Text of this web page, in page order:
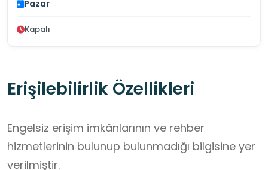
Pazar
Kapalı
Erişilebilirlik Özellikleri
Engelsiz erişim imkânlarının ve rehber
hizmetlerinin bulunup bulunmadığı bilgisine yer
verilmiştir.